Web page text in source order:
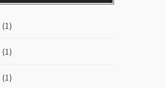
(1)
(1)
(1)